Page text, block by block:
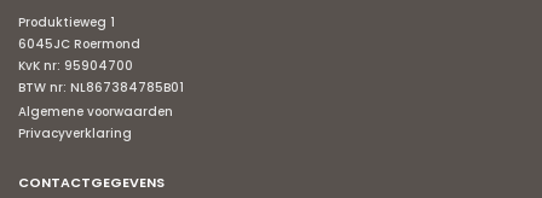
Produktieweg 1
6045JC Roermond
KvK nr: 95904700
BTW nr: NL867384785B01
Algemene voorwaarden
Privacyverklaring
CONTACTGEGEVENS